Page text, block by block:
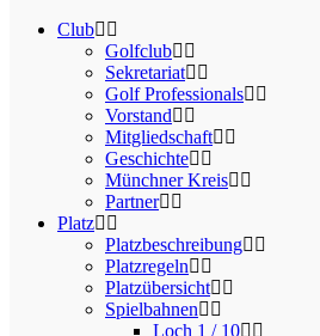
Club
Golfclub
Sekretariat
Golf Professionals
Vorstand
Mitgliedschaft
Geschichte
Münchner Kreis
Partner
Platz
Platzbeschreibung
Platzregeln
Platzübersicht
Spielbahnen
Loch 1 / 10